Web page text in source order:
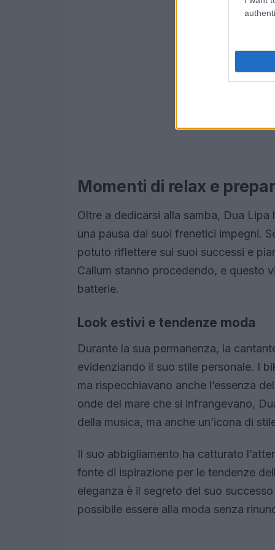
Momenti di relax e
Oltre a dedicarsi alla samba, Dua
una pausa dai suoi frenetici impegni.
potuto riflettere sui suoi successi e
Callum stanno procedendo, e questo
batterie.
Look estivi e tendenze moda
Durante la sua permanenza, la
evidenziando il suo stile personale. I
ma rispecchiavano anche l’essenza
onde del mare che si infrangevano,
della musica, ma anche un’icona di
Il suo abbigliamento ha catturato
fonte di ispirazione per le tendenze
eleganza è il segreto del suo
possibile essere alla moda senza